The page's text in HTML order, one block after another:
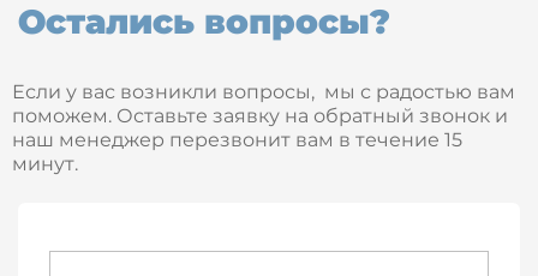
Остались вопросы?
Если у вас возникли вопросы, мы с радостью вам
поможем. Оставьте заявку на обратный звонок и
наш менеджер перезвонит вам в течение 15
минут.